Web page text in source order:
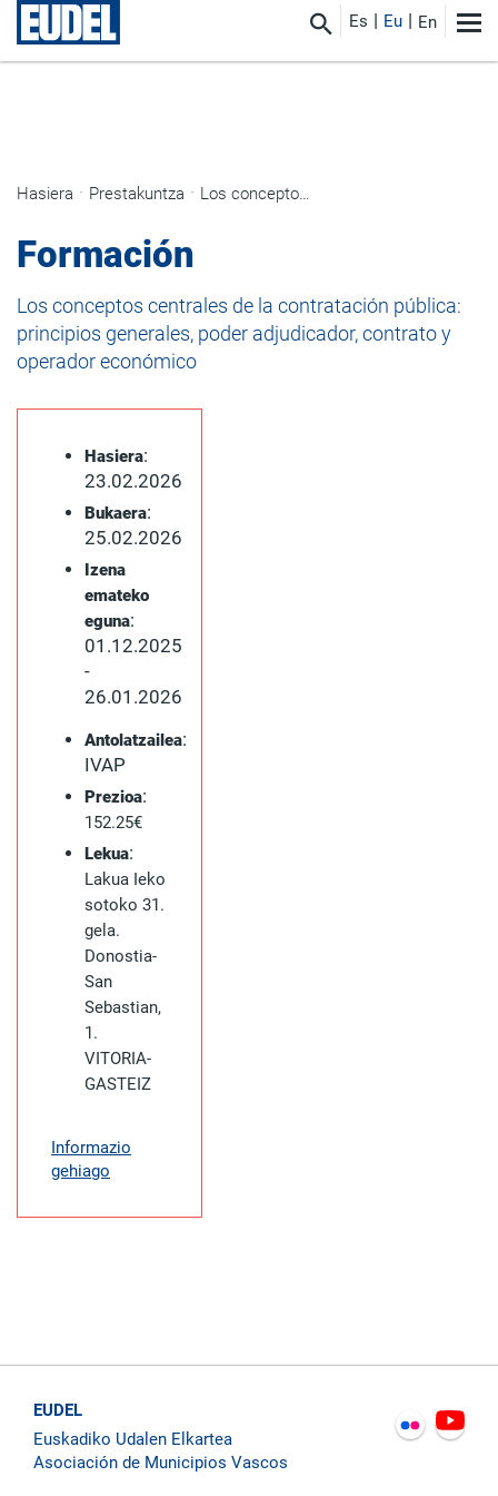
Es Eu En
Hasiera Prestakuntza Los conceptos centrales de la contratación pública: principios generales, poder adjudicador, contrato y operador económico
Formación
Los conceptos centrales de la contratación pública:
principios generales, poder adjudicador, contrato y
operador económico
Hasiera:
23.02.2026
Bukaera:
25.02.2026
Izena
emateko
eguna:
01.12.2025
-
26.01.2026
Antolatzailea:
IVAP
Prezioa:
152.25€
Lekua:
Lakua Ieko
sotoko 31.
gela.
Donostia-
San
Sebastian,
1.
VITORIA-
GASTEIZ
Informazio
gehiago
EUDEL
Euskadiko Udalen Elkartea
Asociación de Municipios Vascos